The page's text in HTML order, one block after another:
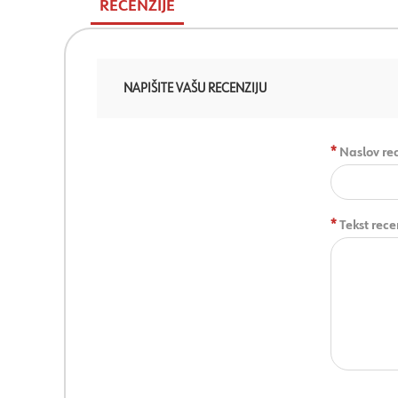
RECENZIJE
NAPIŠITE VAŠU RECENZIJU
Naslov
*
Tekst
*